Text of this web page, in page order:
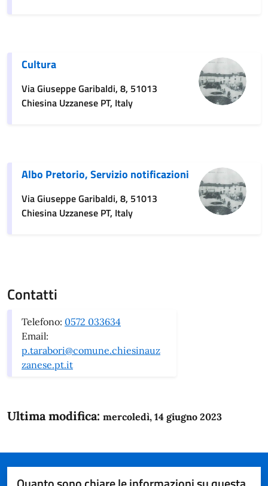
Cultura
Via Giuseppe Garibaldi, 8, 51013
Chiesina Uzzanese PT, Italy
Albo Pretorio, Servizio notificazioni
Via Giuseppe Garibaldi, 8, 51013
Chiesina Uzzanese PT, Italy
Contatti
Telefono: 0572 033634
Email:
p.tarabori@comune.chiesinauz
zanese.pt.it
Ultima modifica: mercoledì, 14 giugno 2023